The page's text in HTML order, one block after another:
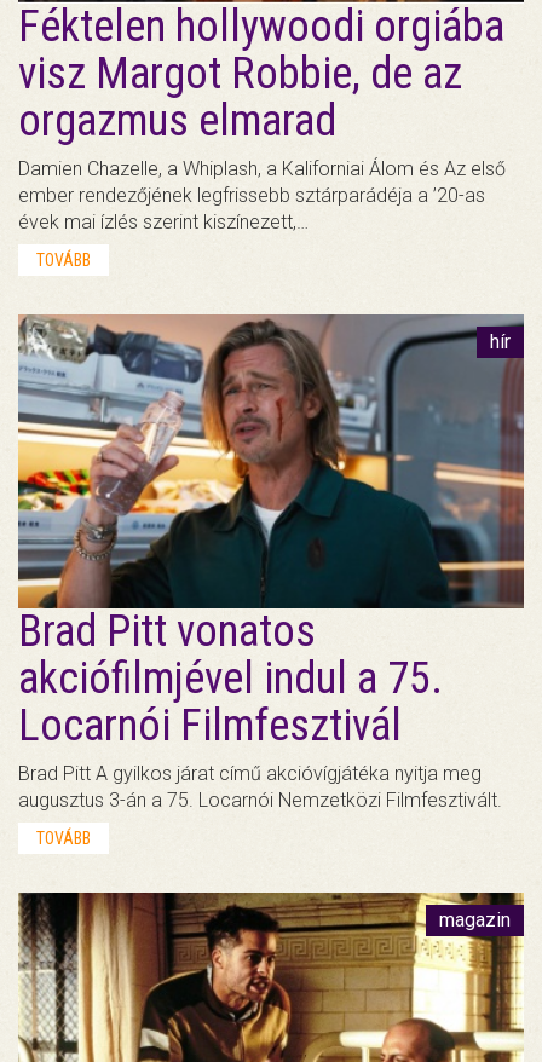
Féktelen hollywoodi orgiába
visz Margot Robbie, de az
orgazmus elmarad
Damien Chazelle, a Whiplash, a Kaliforniai Álom és Az első
ember rendezőjének legfrissebb sztárparádéja a ’20-as
évek mai ízlés szerint kiszínezett,…
TOVÁBB
hír
Brad Pitt vonatos
akciófilmjével indul a 75.
Locarnói Filmfesztivál
Brad Pitt A gyilkos járat című akcióvígjátéka nyitja meg
augusztus 3-án a 75. Locarnói Nemzetközi Filmfesztivált.
TOVÁBB
magazin